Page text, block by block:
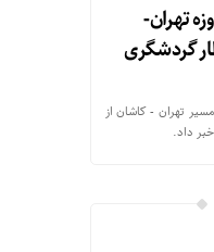
تهران-
گردشگری
تهران - کاشان از
داد.